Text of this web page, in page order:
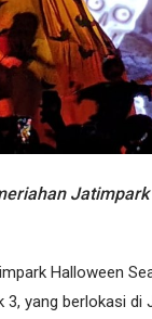
Halloween
yang berlokasi di